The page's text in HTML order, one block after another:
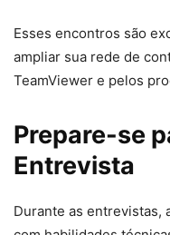
Esses encontros são
ampliar sua rede de
TeamViewer e pelos
Prepare-se
Entrevista
Durante as entrevistas,